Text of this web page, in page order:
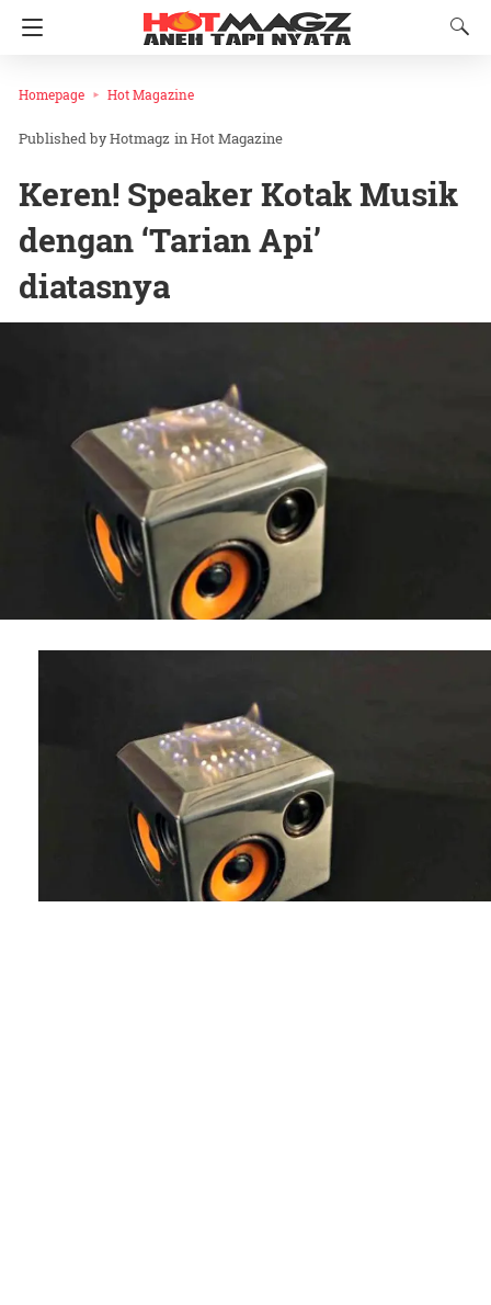
Homepage Hot Magazine
Hotmagz inHot Magazine
Keren! Speaker Kotak Musik
dengan ‘Tarian Api’
diatasnya